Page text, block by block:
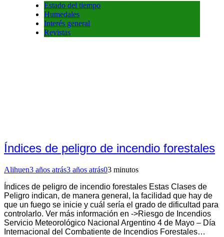
Estado del tiempo
Humedales
Interés general
Revistas
Índices de peligro de incendio forestales
Alihuen3 años atrás3 años atrás03 minutos
Índices de peligro de incendio forestales Estas Clases de
Peligro indican, de manera general, la facilidad que hay de
que un fuego se inicie y cuál sería el grado de dificultad para
controlarlo. Ver más información en ->Riesgo de Incendios
Servicio Meteorológico Nacional Argentino 4 de Mayo – Día
Internacional del Combatiente de Incendios Forestales…